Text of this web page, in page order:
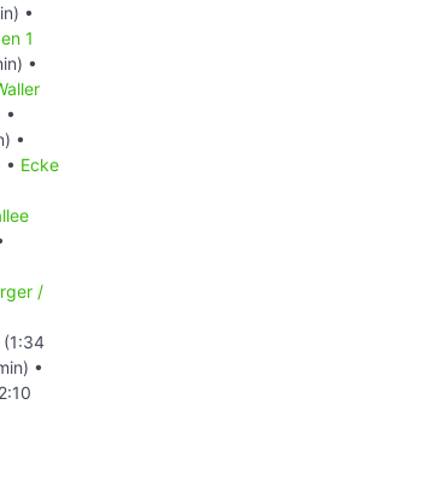
•
1
•
•
•
• Ecke
/
(1:34
•